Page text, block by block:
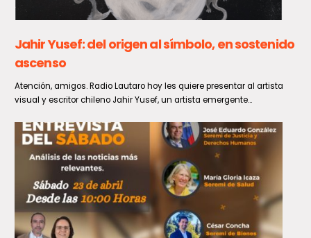
VRS muestra un sostenido aumento en las
últimas semanas
De acuerdo a lo informado por el Ministerio de Salud, en la Semana
Epidemiológica 30, entre el 26 de julio...